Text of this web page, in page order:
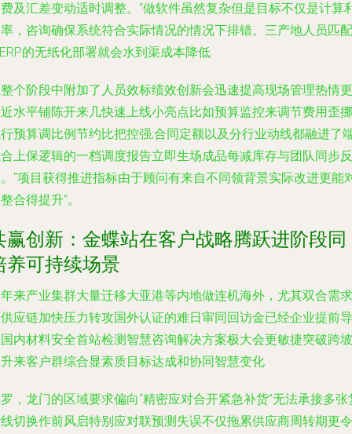
及汇差变动适时调整。“做软件虽然复杂但是目标不仅是计算
，咨询确保系统符合实际情况的情况下排错。三产地人员匹配
的无纸化部署就会水到渠成本降低
个阶段中附加了人员效标绩效创新会迅速提高现场管理热情更
水平铺陈开来几快速上线小亮点比如预算监控来调节费用歪挪
预算调比例节约比把控强;合同定额以及分行业动线都融进了
上保逻辑的一档调度报告立即生场成品每减库存与团队同步反
“项目获得推进指标由于顾问有来自不同领背景实际改进更能
合得提升”。
赢创新：金蝶站在客户战略腾跃进阶段同
养可持续场景
来产业集群大量迁移大亚港等内地做连机海外，尤其双合需求
应链加快压力转攻国外认证的难日审同回访金已经企业提前导
内材料安全首站检测智慧咨询解决方案极大会更敏捷突破跨坡
来客户群综合显素质目标达成和协同智慧变化
，龙门的区域要求偏向“精密应对合开紧急补货”无法承接多张
切换作前风启特别应对联预测失误不仅拖累供应商周转期更令